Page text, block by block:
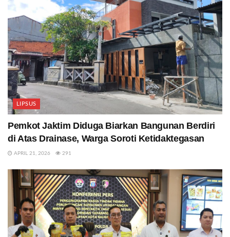
LIPSUS
Pemkot Jaktim Diduga Biarkan Bangunan Berdiri
di Atas Drainase, Warga Soroti Ketidaktegasan
APRIL 21, 2026 291